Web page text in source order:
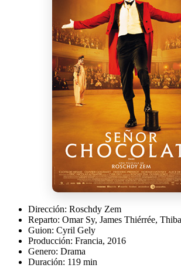
Dirección: Roschdy Zem
Reparto: Omar Sy, James Thiérrée,
Guion: Cyril Gely
Producción: Francia, 2016
Genero: Drama
Duración: 119 min